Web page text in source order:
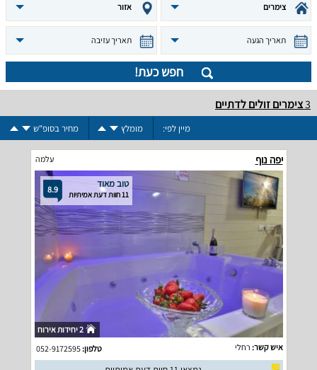
צימרים אזור
תאריך הגעה תאריך עזיבה
חפש כעת!
3צימרים זולים לדתיים
מיין לפי: מומלץ מחיר בסופ"ש
יפה נוף עלמה
8.9 טוב מאוד
11 חוות דעת אמיתיות
2 יחידות אירוח
איש קשר: רחלי טלפון:052-9172595